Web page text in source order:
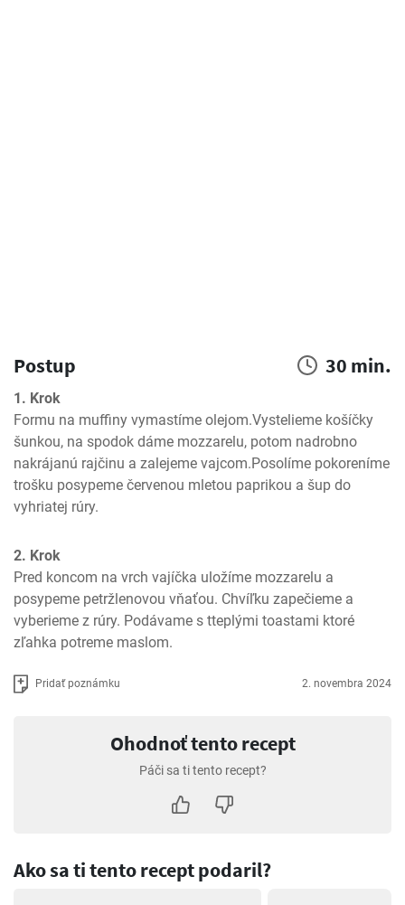
Postup 30 min.
1. Krok
Formu na muffiny vymastíme olejom.Vystelieme košíčky
šunkou, na spodok dáme mozzarelu, potom nadrobno
nakrájanú rajčinu a zalejeme vajcom.Posolíme pokoreníme
trošku posypeme červenou mletou paprikou a šup do
vyhriatej rúry.
2. Krok
Pred koncom na vrch vajíčka uložíme mozzarelu a
posypeme petržlenovou vňaťou. Chvíľku zapečieme a
vyberieme z rúry. Podávame s tteplými toastami ktoré
zľahka potreme maslom.
Pridať poznámku 2. novembra 2024
Ohodnoť tento recept
Páči sa ti tento recept?
Ako sa ti tento recept podaril?